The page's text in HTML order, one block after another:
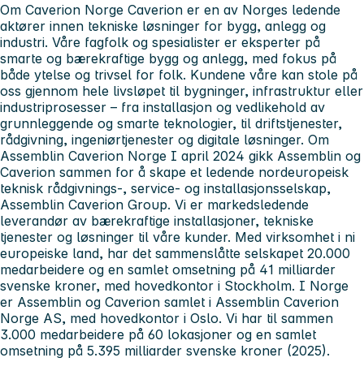
Om Caverion Norge Caverion er en av Norges ledende
aktører innen tekniske løsninger for bygg, anlegg og
industri. Våre fagfolk og spesialister er eksperter på
smarte og bærekraftige bygg og anlegg, med fokus på
både ytelse og trivsel for folk. Kundene våre kan stole på
oss gjennom hele livsløpet til bygninger, infrastruktur eller
industriprosesser – fra installasjon og vedlikehold av
grunnleggende og smarte teknologier, til driftstjenester,
rådgivning, ingeniørtjenester og digitale løsninger. Om
Assemblin Caverion Norge I april 2024 gikk Assemblin og
Caverion sammen for å skape et ledende nordeuropeisk
teknisk rådgivnings-, service- og installasjonsselskap,
Assemblin Caverion Group. Vi er markedsledende
leverandør av bærekraftige installasjoner, tekniske
tjenester og løsninger til våre kunder. Med virksomhet i ni
europeiske land, har det sammenslåtte selskapet 20.000
medarbeidere og en samlet omsetning på 41 milliarder
svenske kroner, med hovedkontor i Stockholm. I Norge
er Assemblin og Caverion samlet i Assemblin Caverion
Norge AS, med hovedkontor i Oslo. Vi har til sammen
3.000 medarbeidere på 60 lokasjoner og en samlet
omsetning på 5.395 milliarder svenske kroner (2025).